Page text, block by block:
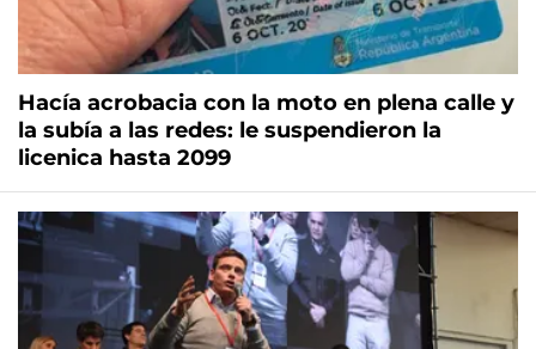
Hacía acrobacia con la moto en plena calle y
la subía a las redes: le suspendieron la
licenica hasta 2099